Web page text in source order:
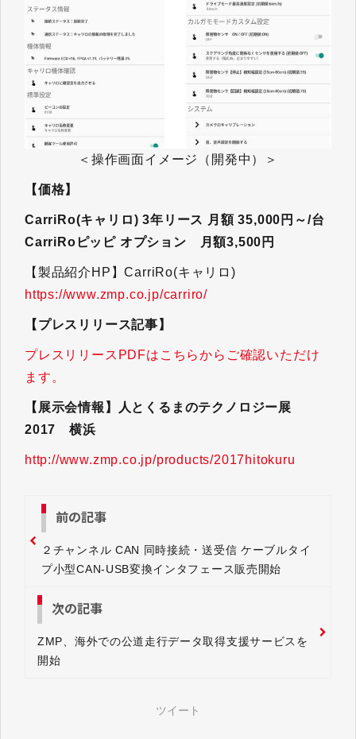
＜操作画面イメージ（開発中）＞
【価格】
CarriRo(キャリロ) 3年リース 月額 35,000円～/台
CarriRoピッピ オプション 月額3,500円
【製品紹介HP】CarriRo(キャリロ)
https://www.zmp.co.jp/carriro/
【プレスリリース記事】
プレスリリースPDFはこちらからご確認いただけ
ます。
【展示会情報】人とくるまのテクノロジー展
2017 横浜
http://www.zmp.co.jp/products/2017hitokuru
前の記事
２チャンネル CAN 同時接続・送受信 ケーブルタイ
プ小型CAN-USB変換インタフェース販売開始
次の記事
ZMP、海外での公道走行データ取得支援サービスを
開始
ツイート